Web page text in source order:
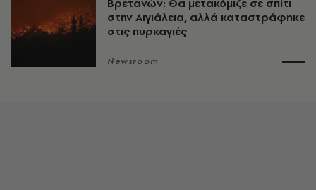
Βρετανών: Θα μετακόμιζε σε σπίτι
στην Αιγιάλεια, αλλά καταστράφηκε
στις πυρκαγιές
Newsroom